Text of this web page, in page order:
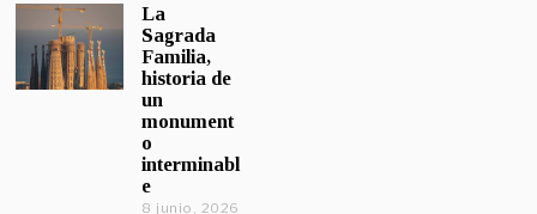
La
Sagrada
Familia,
historia de
un
monument
o
interminabl
e
8 junio, 2026